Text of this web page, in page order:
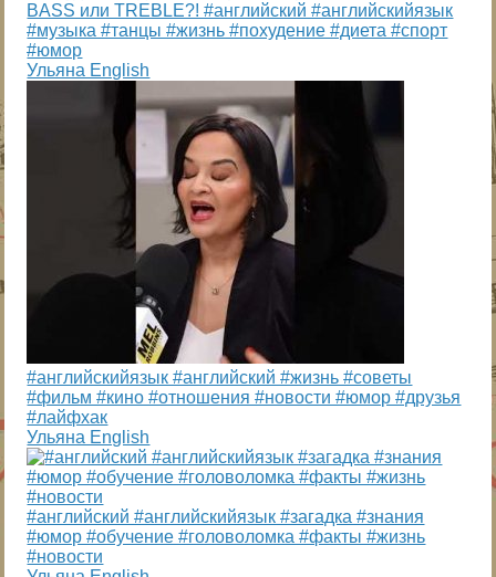
BASS или TREBLE?! #английский #английскийязык
#музыка #танцы #жизнь #похудение #диета #спорт
#юмор
Ульяна English
#английскийязык #английский #жизнь #советы
#фильм #кино #отношения #новости #юмор #друзья
#лайфхак
Ульяна English
#английский #английскийязык #загадка #знания
#юмор #обучение #головоломка #факты #жизнь
#новости